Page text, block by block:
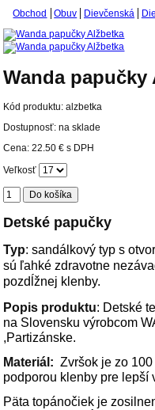
Obchod Obuv Dievčenská
Wanda papučky
Kód produktu:alzbetka
Dostupnosť: na sklade
Cena:22.50 € s DPH
Veľkosť
Detské papučky
Typ:sandálkový typ s
sú ľahké zdravotne
pozdĺžnej klenby.
Popis produktu: Detské
na Slovensku výrobcom
,Partizánske.
Materiál: Zvršok je zo
podporou klenby pre lepší
Päta topánočiek je